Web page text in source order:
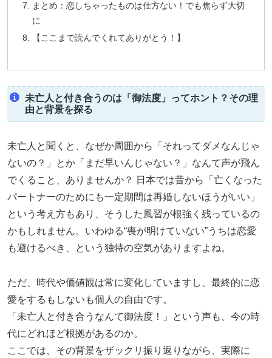
まとめ：恋しちゃったものは仕方ない！でも焦らず大切
に
【ここまで読んでくれてありがとう！】
未亡人と付き合うのは「御法度」ってホント？その理
由と背景を探る
未亡人と聞くと、なぜか周囲から「それってダメなんじゃ
ないの？」とか「まだ早いんじゃない？」なんて声が飛ん
でくること、ありませんか？ 日本では昔から「亡くなった
パートナーのためにも一定期間は再婚しないほうがいい」
という考え方もあり、そうした風習が根強く残っているの
かもしれません。いわゆる“喪が明けていない”うちは恋愛
も避けるべき、という独特の空気がありますよね。
ただ、時代や価値観は常に変化していますし、最終的に恋
愛をするもしないも個人の自由です。
「未亡人と付き合うなんて御法度！」という声も、今の時
代にどれほど根拠があるのか。
ここでは、その背景をザックリ振り返りながら、実際に